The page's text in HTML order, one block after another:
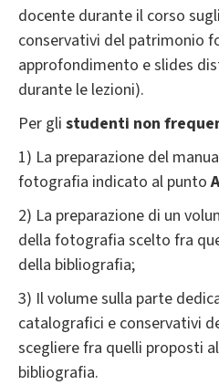
docente durante il corso
conservativi del patrimonio
approfondimento e slides
durante le lezioni).
Per gli studenti non
1) La preparazione del
fotografia indicato al puntoA
2) La preparazione di un
della fotografia scelto fra
della bibliografia;
3) Il volume sulla parte
catalografici e conservativi
scegliere fra quelli proposti
bibliografia.